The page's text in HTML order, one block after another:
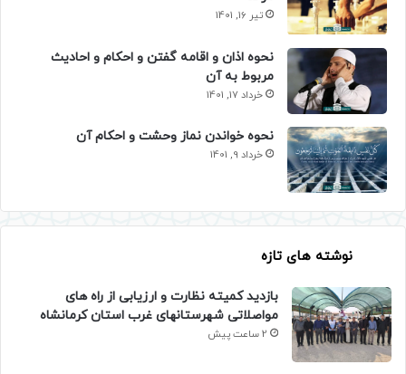
تیر 16, 1401
نحوه اذان و اقامه گفتن و احکام و احادیث
مربوط به آن
خرداد 17, 1401
نحوه خواندن نماز وحشت و احکام آن
خرداد 9, 1401
نوشته های تازه
بازدید کمیته نظارت و ارزیابی از راه های
مواصلاتی شهرستانهای غرب استان کرمانشاه
2 ساعت پیش